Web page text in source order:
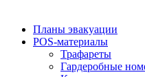
Планы эвакуации
POS-материалы
Трафареты
Гардеробные